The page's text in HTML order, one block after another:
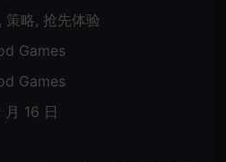
策略, 抢先体验
Games
Games
16 日